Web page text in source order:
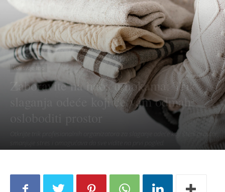
Voli svoje telo
Zaboravite na haos u fiokama: Trik
slaganja odeće koji će vam odmah
osloboditi prostor
Otkrijte trik profesionalnih organizatora za slaganje odeće koji štedi prostor,